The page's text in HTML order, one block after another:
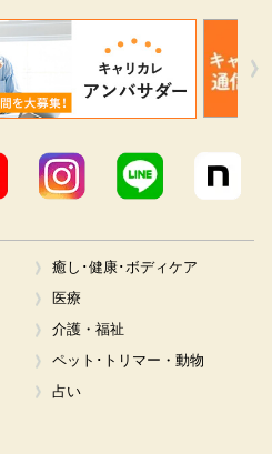
YouTube Instagram LINE
癒し･健康･ボディケア
医療
介護・福祉
ペット･トリマー・動物
占い